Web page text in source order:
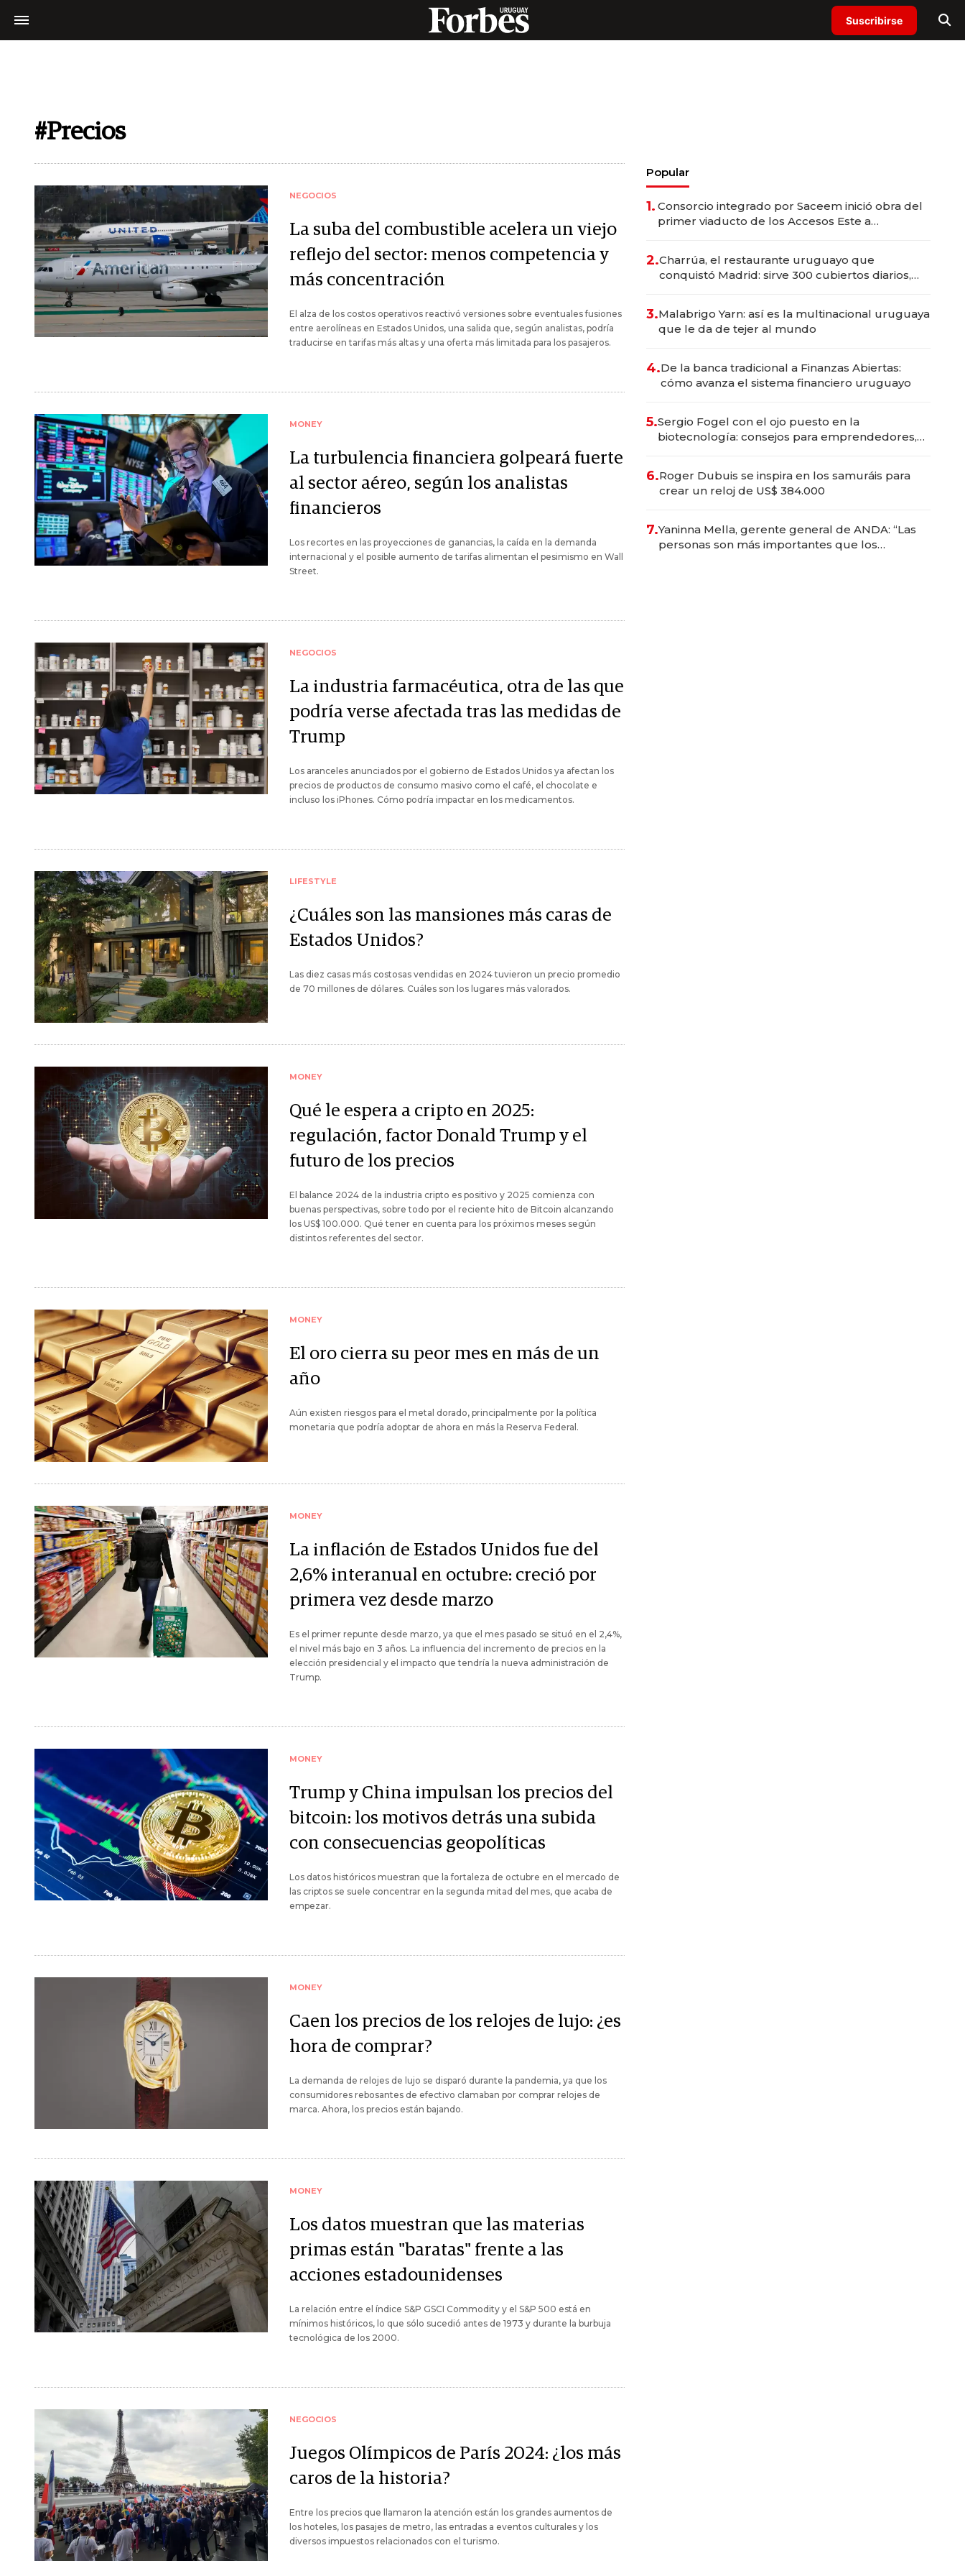
Suscribirse
#Precios
NEGOCIOS
La suba del combustible acelera un viejo
reflejo del sector: menos competencia y
más concentración
El alza de los costos operativos reactivó versiones sobre eventuales fusiones
entre aerolíneas en Estados Unidos, una salida que, según analistas, podría
traducirse en tarifas más altas y una oferta más limitada para los pasajeros.
MONEY
La turbulencia financiera golpeará fuerte
al sector aéreo, según los analistas
financieros
Los recortes en las proyecciones de ganancias, la caída en la demanda
internacional y el posible aumento de tarifas alimentan el pesimismo en Wall
Street.
NEGOCIOS
La industria farmacéutica, otra de las que
podría verse afectada tras las medidas de
Trump
Los aranceles anunciados por el gobierno de Estados Unidos ya afectan los
precios de productos de consumo masivo como el café, el chocolate e
incluso los iPhones. Cómo podría impactar en los medicamentos.
LIFESTYLE
¿Cuáles son las mansiones más caras de
Estados Unidos?
Las diez casas más costosas vendidas en 2024 tuvieron un precio promedio
de 70 millones de dólares. Cuáles son los lugares más valorados.
MONEY
Qué le espera a cripto en 2025:
regulación, factor Donald Trump y el
futuro de los precios
El balance 2024 de la industria cripto es positivo y 2025 comienza con
buenas perspectivas, sobre todo por el reciente hito de Bitcoin alcanzando
los US$ 100.000. Qué tener en cuenta para los próximos meses según
distintos referentes del sector.
MONEY
El oro cierra su peor mes en más de un
año
Aún existen riesgos para el metal dorado, principalmente por la política
monetaria que podría adoptar de ahora en más la Reserva Federal.
MONEY
La inflación de Estados Unidos fue del
2,6% interanual en octubre: creció por
primera vez desde marzo
Es el primer repunte desde marzo, ya que el mes pasado se situó en el 2,4%,
el nivel más bajo en 3 años. La influencia del incremento de precios en la
elección presidencial y el impacto que tendría la nueva administración de
Trump.
MONEY
Trump y China impulsan los precios del
bitcoin: los motivos detrás una subida
con consecuencias geopolíticas
Los datos históricos muestran que la fortaleza de octubre en el mercado de
las criptos se suele concentrar en la segunda mitad del mes, que acaba de
empezar.
MONEY
Caen los precios de los relojes de lujo: ¿es
hora de comprar?
La demanda de relojes de lujo se disparó durante la pandemia, ya que los
consumidores rebosantes de efectivo clamaban por comprar relojes de
marca. Ahora, los precios están bajando.
MONEY
Los datos muestran que las materias
primas están "baratas" frente a las
acciones estadounidenses
La relación entre el índice S&P GSCI Commodity y el S&P 500 está en
mínimos históricos, lo que sólo sucedió antes de 1973 y durante la burbuja
tecnológica de los 2000.
NEGOCIOS
Juegos Olímpicos de París 2024: ¿los más
caros de la historia?
Entre los precios que llamaron la atención están los grandes aumentos de
los hoteles, los pasajes de metro, las entradas a eventos culturales y los
diversos impuestos relacionados con el turismo.
Popular
1. Consorcio integrado por Saceem inició obra del
primer viaducto de los Accesos Este a
2.Charrúa, el restaurante uruguayo que
conquistó Madrid: sirve 300 cubiertos diarios,
3.Malabrigo Yarn: así es la multinacional uruguaya
que le da de tejer al mundo
4.De la banca tradicional a Finanzas Abiertas:
cómo avanza el sistema financiero uruguayo
5.Sergio Fogel con el ojo puesto en la
biotecnología: consejos para emprendedores,
6.Roger Dubuis se inspira en los samuráis para
crear un reloj de US$ 384.000
7.Yaninna Mella, gerente general de ANDA: “Las
personas son más importantes que los